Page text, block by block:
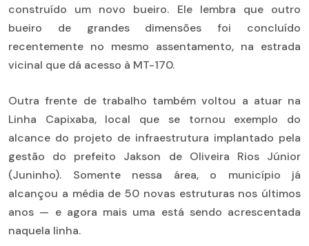
construído um novo bueiro. Ele lembra que outro
bueiro de grandes dimensões foi concluído
recentemente no mesmo assentamento, na estrada
vicinal que dá acesso à MT-170.
Outra frente de trabalho também voltou a atuar na
Linha Capixaba, local que se tornou exemplo do
alcance do projeto de infraestrutura implantado pela
gestão do prefeito Jakson de Oliveira Rios Júnior
(Juninho). Somente nessa área, o município já
alcançou a média de 50 novas estruturas nos últimos
anos — e agora mais uma está sendo acrescentada
naquela linha.